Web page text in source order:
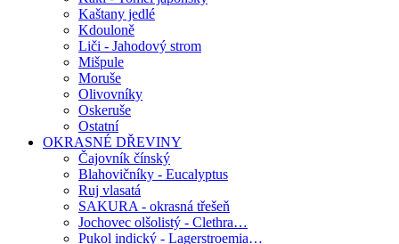
Kaštany jedlé
Kdouloně
Liči - Jahodový strom
Mišpule
Moruše
Olivovníky
Oskeruše
Ostatní
OKRASNÉ DŘEVINY
Čajovník čínský
Blahovičníky - Eucalyptus
Ruj vlasatá
SAKURA - okrasná třešeň
Jochovec olšolistý - Clethra…
Pukol indický - Lagerstroemia…